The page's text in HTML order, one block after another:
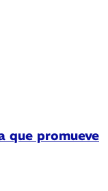
que promueve